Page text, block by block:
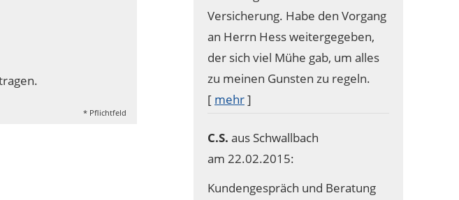
Versicherung. Habe den Vorgang
an Herrn Hess weitergegeben,
der sich viel Mühe gab, um alles
zu meinen Gunsten zu regeln.
[ mehr]
C.S. aus Schwallbach
am 22.02.2015:
Kundengespräch und Beratung
* Pflichtfeld